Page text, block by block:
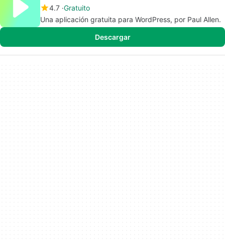
4.7 Gratuito
Una aplicación gratuita para WordPress, por Paul Allen.
Descargar